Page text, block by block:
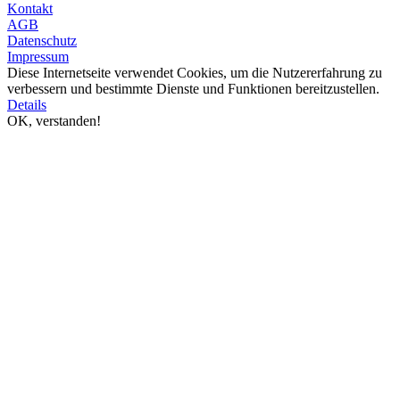
Kontakt
AGB
Datenschutz
Impressum
Diese Internetseite verwendet Cookies, um die Nutzererfahrung zu
verbessern und bestimmte Dienste und Funktionen bereitzustellen.
Details
OK, verstanden!